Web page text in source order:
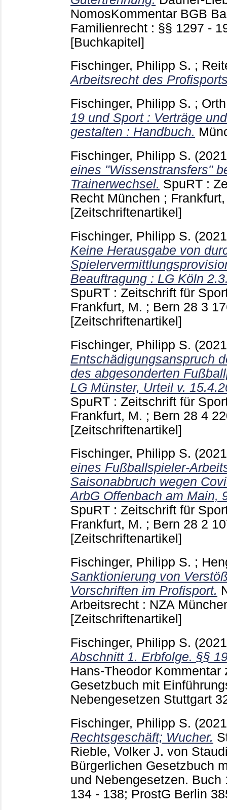
NomosKommentar BGB
Familienrecht : §§ 1297 -
[Buchkapitel]
Fischinger, Philipp S. ;
Arbeitsrecht des
Fischinger, Philipp S. ;
19 und Sport : Verträge
gestalten : Handbuch.
Fischinger, Philipp S.
eines "Wissenstransfers"
Trainerwechsel. SpuRT :
Recht München ;
[Zeitschriftenartikel]
Fischinger, Philipp S.
Keine Herausgabe von
Beauftragung : LG Köln
SpuRT : Zeitschrift für
Frankfurt, M. ; Bern 28 3
[Zeitschriftenartikel]
Fischinger, Philipp S.
Entschädigungsanspruch
des abgesonderten
LG Münster, Urteil v.
SpuRT : Zeitschrift für
Frankfurt, M. ; Bern 28 4
[Zeitschriftenartikel]
Fischinger, Philipp S.
eines Fußballspieler-
Saisonabbruch wegen
ArbG Offenbach am Main,
SpuRT : Zeitschrift für
Frankfurt, M. ; Bern 28 2
[Zeitschriftenartikel]
Fischinger, Philipp S. ;
Sanktionierung von
Vorschriften im Profisport.
Arbeitsrecht : NZA
[Zeitschriftenartikel]
Fischinger, Philipp S.
Abschnitt 1. Erbfolge. §§
Hans-Theodor Kommentar
Gesetzbuch mit
Nebengesetzen Stuttgart
Fischinger, Philipp S.
Rechtsgeschäft; Wucher.
Rieble, Volker J. von
Bürgerlichen Gesetzbuch
und Nebengesetzen. Buch
134 - 138; ProstG Berlin